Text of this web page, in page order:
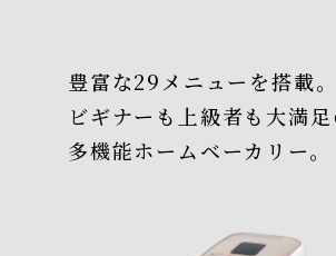
豊富な29メニューを搭載。
ビギナーも上級者も大満足
多機能ホームベーカリー。